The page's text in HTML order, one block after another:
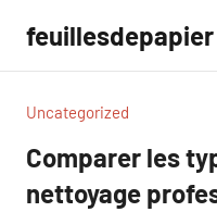
contenu
feuillesdepapier
Uncategorized
Comparer les
nettoyage